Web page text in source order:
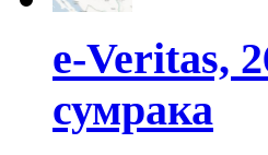
e-Veritas,
сумрака